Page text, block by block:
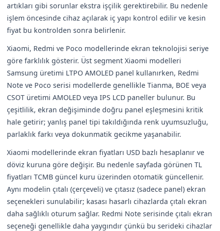
artıkları gibi sorunlar ekstra işçilik gerektirebilir. Bu nedenle
işlem öncesinde cihaz açılarak iç yapı kontrol edilir ve kesin
fiyat bu kontrolden sonra belirlenir.
Xiaomi, Redmi ve Poco modellerinde ekran teknolojisi seriye
göre farklılık gösterir. Üst segment Xiaomi modelleri
Samsung üretimi LTPO AMOLED panel kullanırken, Redmi
Note ve Poco serisi modellerde genellikle Tianma, BOE veya
CSOT üretimi AMOLED veya IPS LCD paneller bulunur. Bu
çeşitlilik, ekran değişiminde doğru panel eşleşmesini kritik
hale getirir; yanlış panel tipi takıldığında renk uyumsuzluğu,
parlaklık farkı veya dokunmatik gecikme yaşanabilir.
Xiaomi modellerinde ekran fiyatları USD bazlı hesaplanır ve
döviz kuruna göre değişir. Bu nedenle sayfada görünen TL
fiyatları TCMB güncel kuru üzerinden otomatik güncellenir.
Aynı modelin çıtalı (çerçeveli) ve çıtasız (sadece panel) ekran
seçenekleri sunulabilir; kasası hasarlı cihazlarda çıtalı ekran
daha sağlıklı oturum sağlar. Redmi Note serisinde çıtalı ekran
seçeneği genellikle daha yaygındır çünkü bu serideki cihazlar